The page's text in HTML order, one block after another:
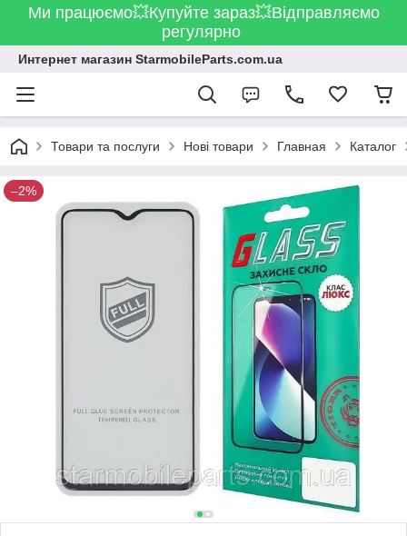
Ми працюємо💥Купуйте зараз💥Відправляємо
регулярно
Интернет магазин StarmobileParts.com.ua
Товари та послуги Нові товари Главная Каталог
–2%